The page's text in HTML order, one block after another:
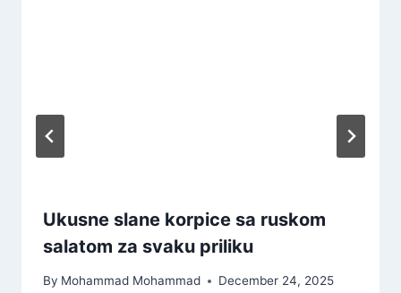
Ukusne slane korpice sa ruskom
salatom za svaku priliku
By Mohammad Mohammad December 24, 2025